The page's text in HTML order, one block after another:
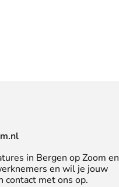
in Bergen op Zoom en
en wil je jouw
contact met ons op.